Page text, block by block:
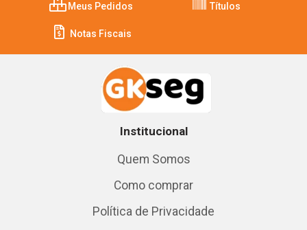
Meus Pedidos Títulos
Notas Fiscais
Institucional
Quem Somos
Como comprar
Política de Privacidade